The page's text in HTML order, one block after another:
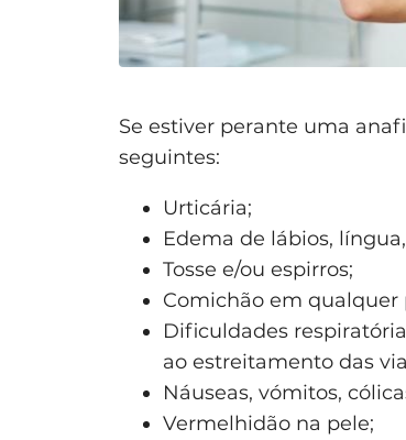
Se estiver perante uma
seguintes:
Urticária;
Edema de lábios,
Tosse e/ou espirros;
Comichão em qualquer
Dificuldades
ao estreitamento das
Náuseas, vómitos,
Vermelhidão na pele;